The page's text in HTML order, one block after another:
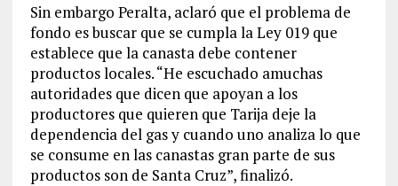
Sin embargo Peralta, aclaró que el problema de
fondo es buscar que se cumpla la Ley 019 que
establece que la canasta debe contener
productos locales. “He escuchado amuchas
autoridades que dicen que apoyan a los
productores que quieren que Tarija deje la
dependencia del gas y cuando uno analiza lo que
se consume en las canastas gran parte de sus
productos son de Santa Cruz”, finalizó.